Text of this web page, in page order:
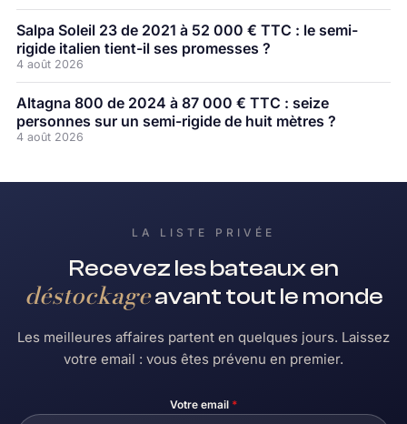
Salpa Soleil 23 de 2021 à 52 000 € TTC : le semi-
rigide italien tient-il ses promesses ?
4 août 2026
Altagna 800 de 2024 à 87 000 € TTC : seize
personnes sur un semi-rigide de huit mètres ?
4 août 2026
LA LISTE PRIVÉE
Recevez les bateaux en
déstockageavant tout le monde
Les meilleures affaires partent en quelques jours. Laissez
votre email : vous êtes prévenu en premier.
Votre email *